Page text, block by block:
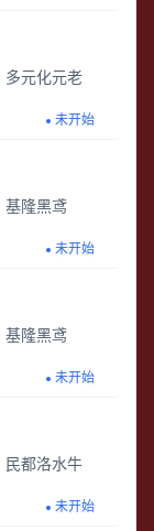
多元化元老
未开始
基隆黑鸢
未开始
基隆黑鸢
未开始
民都洛水牛
未开始